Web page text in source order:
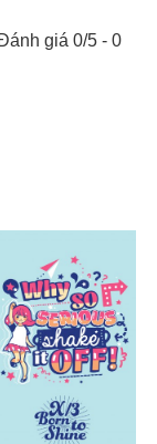
giá 0/5 - 0